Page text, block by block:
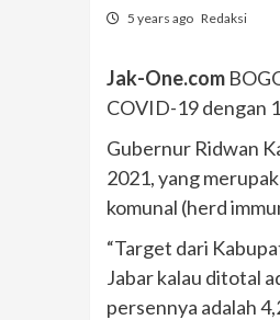
5 years ago Redaksi
Jak-One.com
COVID-19 dengan
Gubernur Ridwan
2021, yang
komunal (herd
“Target dari
Jabar kalau ditotal
persennya adalah